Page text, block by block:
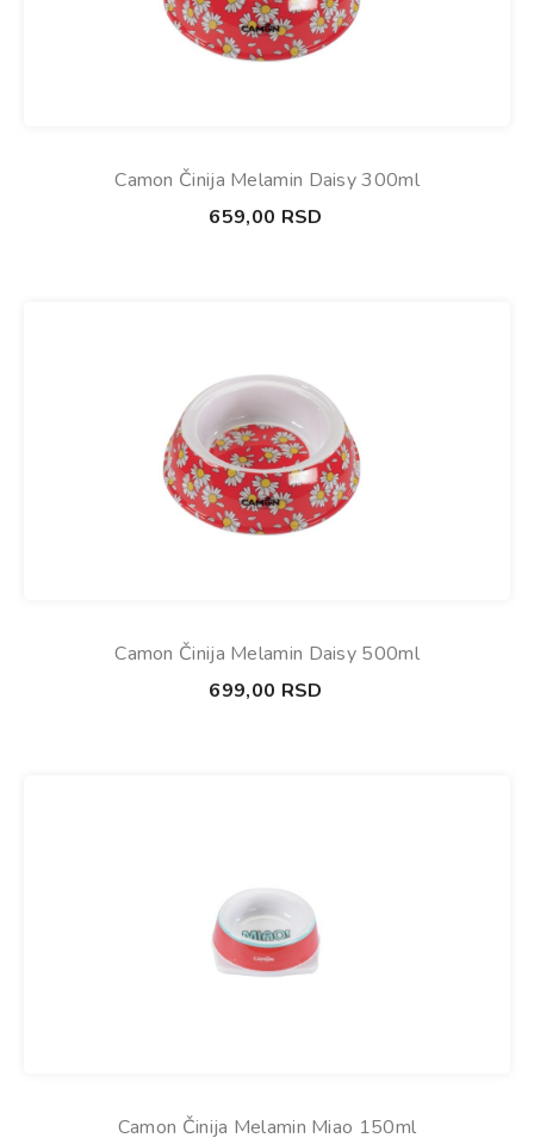
Camon Činija Melamin Daisy 300ml
659,00 RSD
Camon Činija Melamin Daisy 500ml
699,00 RSD
Camon Činija Melamin Miao 150ml